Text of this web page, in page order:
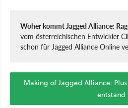
Woher kommt Jagged Alliance:
vom österreichischen Entwickler
schon für Jagged Alliance Online
Making of Jagged Alliance:
entstand